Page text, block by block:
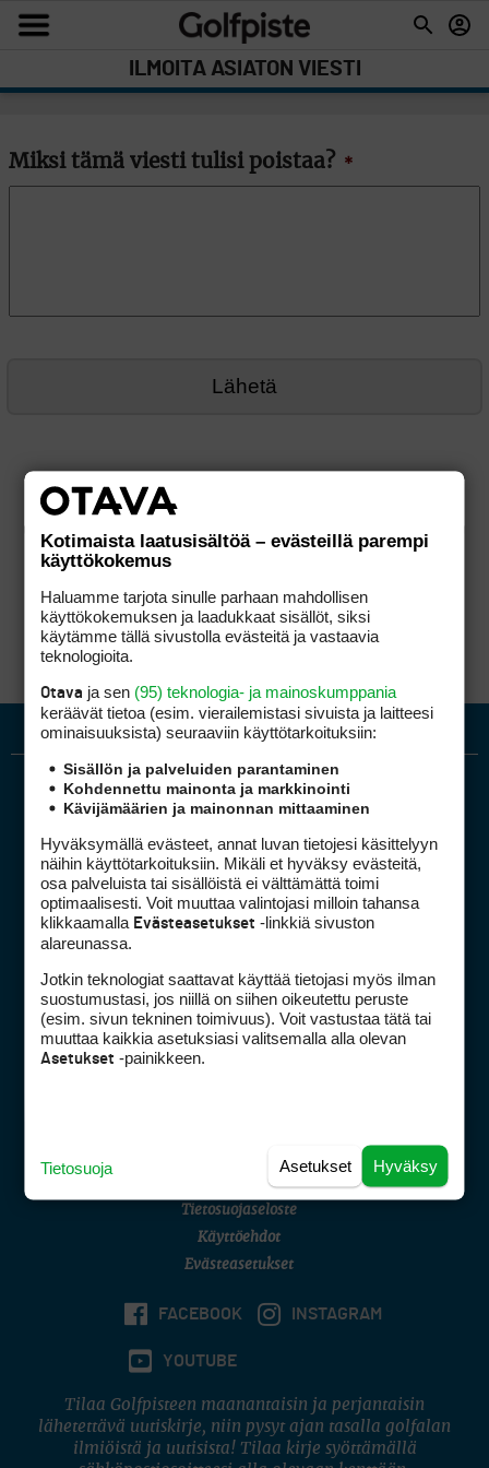
ILMOITA ASIATON VIESTI
Miksi tämä viesti tulisi poistaa? *
Golfpiste mediakortti
Golfpisteen yhteystiedot
DSA avoimuusraportti
Asiakaspalvelu
(digi) digi@otavamedia.fi
Tietosuojaseloste
Käyttöehdot
Evästeasetukset
FACEBOOK INSTAGRAM
YOUTUBE
Tilaa Golfpisteen maanantaisin ja perjantaisin
lähetettävä uutiskirje, niin pysyt ajan tasalla golfalan
ilmiöistä ja uutisista! Tilaa kirje syöttämällä
Kotimaista laatusisältöä – evästeillä parempi
käyttökokemus
Haluamme tarjota sinulle parhaan mahdollisen
käyttökokemuksen ja laadukkaat sisällöt, siksi
käytämme tällä sivustolla evästeitä ja vastaavia
teknologioita.
Otava ja sen (95) teknologia- ja mainoskumppania
keräävät tietoa (esim. vierailemis­tasi sivuista ja laitteesi
ominaisuuk­sista) seuraaviin käyttötarkoituksiin:
Sisällön ja palveluiden parantaminen
Kohdennettu mainonta ja markkinointi
Kävijämäärien ja mainonnan mittaaminen
Hyväksymällä evästeet, annat luvan tietojesi käsittelyyn
näihin käyttötarkoituksiin. Mikäli et hyväksy evästeitä,
osa palveluista tai sisällöistä ei välttämättä toimi
optimaalisesti. Voit muuttaa valintojasi milloin tahansa
klikkaamalla Evästeasetukset -linkkiä sivuston
alareunassa.
Jotkin teknologiat saattavat käyttää tietojasi myös ilman
suostumustasi, jos niillä on siihen oikeutettu peruste
(esim. sivun tekninen toimivuus). Voit vastustaa tätä tai
muuttaa kaikkia asetuksiasi valitsemalla alla olevan
Asetukset -painikkeen.
Hyväksy
Asetukset
Tietosuoja